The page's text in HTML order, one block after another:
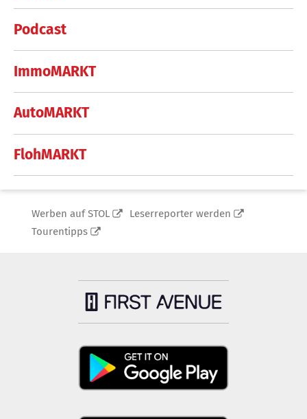
Podcast
ImmoMARKT
AutoMARKT
FlohMARKT
Werben auf STOL
Leserreporter werden
Tourentipps